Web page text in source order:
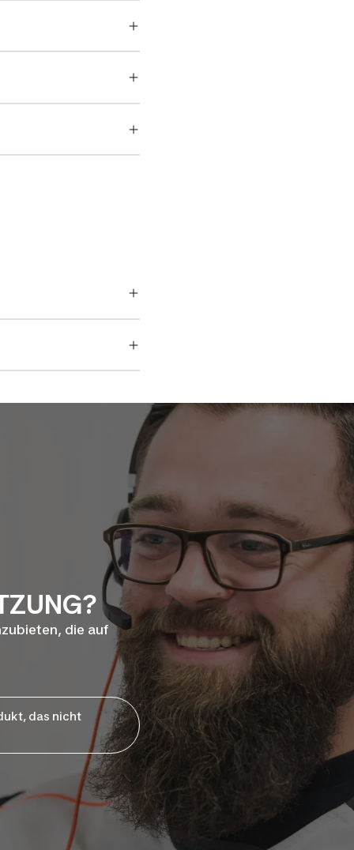
die auf
das nicht